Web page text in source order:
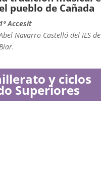
el pueblo de Cañada
1º Accesit
Navarro Castelló del IES de
y ciclos
Superiores